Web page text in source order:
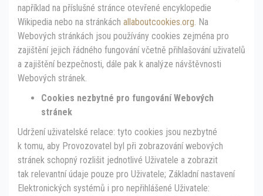
například na příslušné stránce otevřené encyklopedie
Wikipedia nebo na stránkách allaboutcookies.org. Na
Webových stránkách jsou používány cookies zejména pro
zajištění jejich řádného fungování včetně přihlašování uživatelů
a zajištění bezpečnosti, dále pak k analýze návštěvnosti
Webových stránek.
Cookies nezbytné pro fungování Webových
stránek
Udržení uživatelské relace: tyto cookies jsou nezbytné
k tomu, aby Provozovatel byl při zobrazování webových
stránek schopný rozlišit jednotlivé Uživatele a zobrazit
tak relevantní údaje pouze pro Uživatele; Základní nastavení
Elektronických systémů i pro nepřihlášené Uživatele: